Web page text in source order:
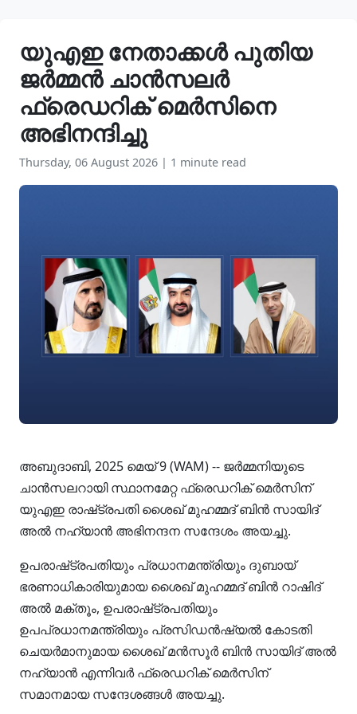
യുഎഇ നേതാക്കൾ പുതിയ
ജർമ്മൻ ചാൻസലർ
ഫ്രെഡറിക് മെർസിനെ
അഭിനന്ദിച്ചു
Thursday, 06 August 2026 | 1 minute read
അബുദാബി, 2025 മെയ് 9 (WAM) -- ജർമ്മനിയുടെ
ചാൻസലറായി സ്ഥാനമേറ്റ ഫ്രെഡറിക് മെർസിന്
യുഎഇ രാഷ്‌ട്രപതി ശൈഖ് മുഹമ്മദ് ബിൻ സായിദ്
അൽ നഹ്യാൻ അഭിനന്ദന സന്ദേശം അയച്ചു.
ഉപരാഷ്‌ട്രപതിയും പ്രധാനമന്ത്രിയും ദുബായ്
ഭരണാധികാരിയുമായ ശൈഖ് മുഹമ്മദ് ബിൻ റാഷിദ്
അൽ മക്തൂം, ഉപരാഷ്‌ട്രപതിയും
ഉപപ്രധാനമന്ത്രിയും പ്രസിഡൻഷ്യൽ കോടതി
ചെയർമാനുമായ ശൈഖ് മൻസൂർ ബിൻ സായിദ് അൽ
നഹ്യാൻ എന്നിവർ ഫ്രെഡറിക് മെർസിന്
സമാനമായ സന്ദേശങ്ങൾ അയച്ചു.